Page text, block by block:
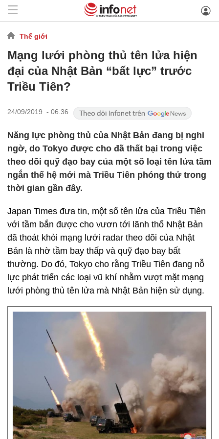
Thế giới
Mạng lưới phòng thủ tên lửa hiện
đại của Nhật Bản “bất lực” trước
Triều Tiên?
24/09/2019 - 06:36
Năng lực phòng thủ của Nhật Bản đang bị nghi
ngờ, do Tokyo được cho đã thất bại trong việc
theo dõi quỹ đạo bay của một số loại tên lửa tầm
ngắn thế hệ mới mà Triều Tiên phóng thử trong
thời gian gần đây.
Japan Times đưa tin, một số tên lửa của Triều Tiên
với tầm bắn được cho vươn tới lãnh thổ Nhật Bản
đã thoát khỏi mạng lưới radar theo dõi của Nhật
Bản là nhờ tầm bay thấp và quỹ đạo bay bất
thường. Do đó, Tokyo cho rằng Triều Tiên đang nỗ
lực phát triển các loại vũ khí nhằm vượt mặt mạng
lưới phòng thủ tên lửa mà Nhật Bản hiện sử dụng.